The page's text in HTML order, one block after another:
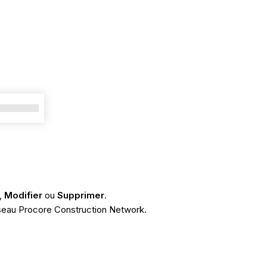
, Modifier ouSupprimer.
Procore Construction Network.